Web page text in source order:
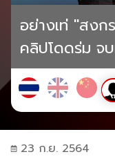
อย่างเท่ "สง
คลิปโดดร่ม จ
23 ก.ย. 2564